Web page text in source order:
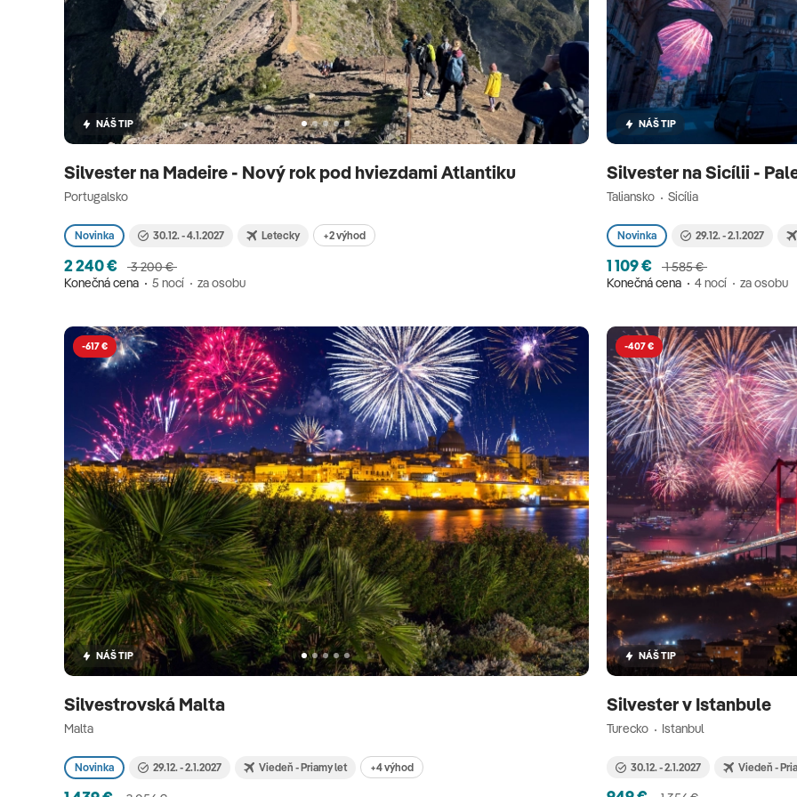
NÁŠ TIP
Silvester na Madeire - Nový rok pod hviezdami Atlantiku
Portugalsko
Novinka 30.12. - 4.1.2027 Letecky +2 výhod
2 240 €
3 200 €
Konečná cena
5 nocí za osobu
NÁŠ TIP
Silvester na Sicílii -
Taliansko Sicília
Novinka 29.12. - 2.1.2027
1 109 €
1 585 €
Konečná cena
4 nocí za osobu
-617 €
NÁŠ TIP
Silvestrovská Malta
Malta
Novinka 29.12. - 2.1.2027 Viedeň - Priamy let +4 výhod
-407 €
NÁŠ TIP
Silvester v Istanbule
Turecko Istanbul
30.12. - 2.1.2027 Viedeň -